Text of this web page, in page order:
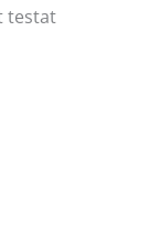
testat